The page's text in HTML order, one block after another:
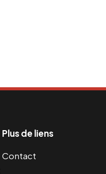
Plus de liens
Contact